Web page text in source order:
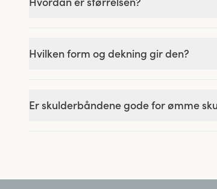
Hvilken form og dekning gir den?
Er skulderbåndene gode for ømme